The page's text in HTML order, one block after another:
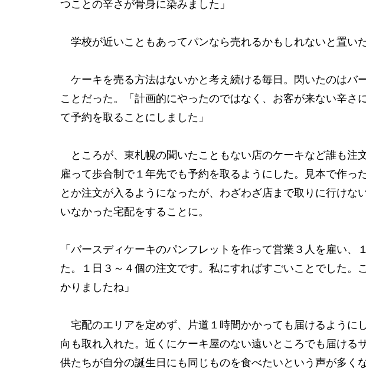
つことの辛さが骨身に染みました」
学校が近いこともあってパンなら売れるかもしれないと置い
ケーキを売る方法はないかと考え続ける毎日。閃いたのはバ
ことだった。「計画的にやったのではなく、お客が来ない辛さ
て予約を取ることにしました」
ところが、東札幌の聞いたこともない店のケーキなど誰も注
雇って歩合制で１年先でも予約を取るようにした。見本で作っ
とか注文が入るようになったが、わざわざ店まで取りに行けな
いなかった宅配をすることに。
「バースディケーキのパンフレットを作って営業３人を雇い、
た。１日３～４個の注文です。私にすればすごいことでした。
かりましたね」
宅配のエリアを定めず、片道１時間かかっても届けるように
向も取れ入れた。近くにケーキ屋のない遠いところでも届ける
供たちが自分の誕生日にも同じものを食べたいという声が多く